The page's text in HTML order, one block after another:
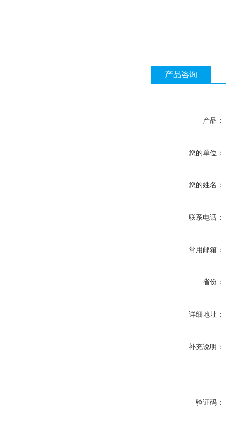
产品咨询
产品：
您的单位：
您的姓名：
联系电话：
常用邮箱：
省份：
详细地址：
补充说明：
验证码：